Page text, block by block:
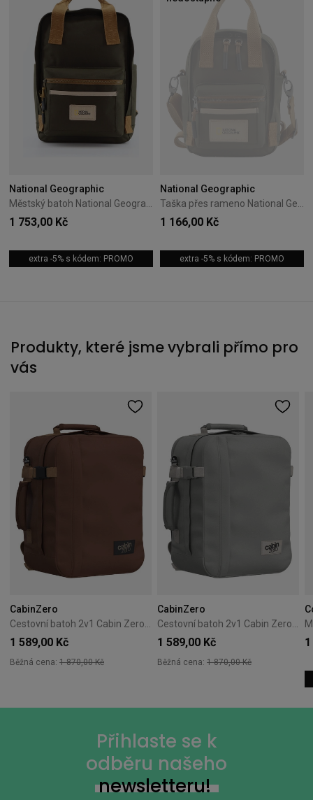
National Geographic
1 753,00 Kč
extra -5% s kódem: PROMO
National Geographic
1 166,00 Kč
extra -5% s kódem: PROMO
Produkty, které jsme vybrali přímo pro
vás
CabinZero
1 589,00 Kč
Běžná cena: 1 870,00 Kč
CabinZero
1 589,00 Kč
Běžná cena: 1 870,00 Kč
Přihlaste se k
odběru našeho
newsletteru!